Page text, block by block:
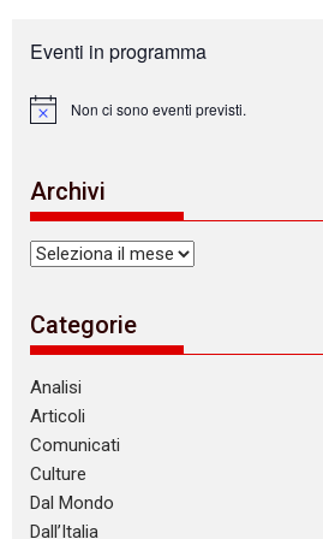
Eventi in programma
N
c
e
Non ci sono eventi previsti.
Archivi
Archivi
Categorie
Analisi
Articoli
Comunicati
Culture
Dal Mondo
Dall’Italia